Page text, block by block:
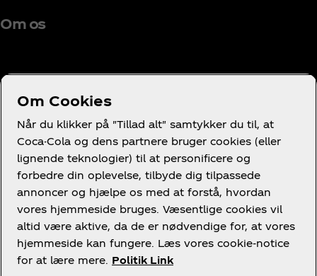
Om os
Brug for hjælp?
Juridisk
Om Cookies
Når du klikker på "Tillad alt" samtykker du til, at
Coca-Cola og dens partnere bruger cookies (eller
lignende teknologier) til at personificere og
forbedre din oplevelse, tilbyde dig tilpassede
annoncer og hjælpe os med at forstå, hvordan
vores hjemmeside bruges. Væsentlige cookies vil
altid være aktive, da de er nødvendige for, at vores
hjemmeside kan fungere. Læs vores cookie-notice
for at lære mere. Politik Link